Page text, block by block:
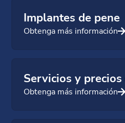
Implantes de pene
Obtenga más información
Servicios y
Obtenga más información